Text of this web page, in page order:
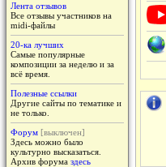
Лента отзывов
Все отзывы участников на
midi-файлы
20-ка лучших
Самые популярные
композиции за неделю и за
всё время.
Полезные ссылки
Другие сайты по тематике и
не только.
Форум [выключен]
Здесь можно было
культурно высказаться.
Архив форума здесь